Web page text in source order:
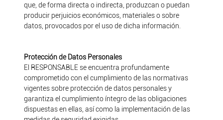
que, de forma directa o indirecta, produzcan o puedan
producir perjuicios económicos, materiales o sobre
datos, provocados por el uso de dicha información.
Protección de Datos Personales
El RESPONSABLE se encuentra profundamente
comprometido con el cumplimiento de las normativas
vigentes sobre protección de datos personales y
garantiza el cumplimiento íntegro de las obligaciones
dispuestas en ellas, así como la implementación de las